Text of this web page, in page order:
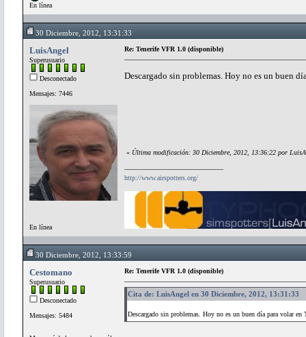
En línea
30 Diciembre, 2012, 13:31:33
LuisAngel
Superusuario
Desconectado
Mensajes: 7446
En línea
Re: Tenerife VFR 1.0 (disponible)
Descargado sin problemas. Hoy no es un buen
« Última modificación: 30 Diciembre, 2012, 13:36:22 por
http://www.airspotters.org/
30 Diciembre, 2012, 13:33:59
Cestomano
Superusuario
Desconectado
Mensajes: 5484
Re: Tenerife VFR 1.0 (disponible)
Cita de: LuisAngel en 30 Diciembre, 2012, 13:31:33
Descargado sin problemas. Hoy no es un buen día para volar